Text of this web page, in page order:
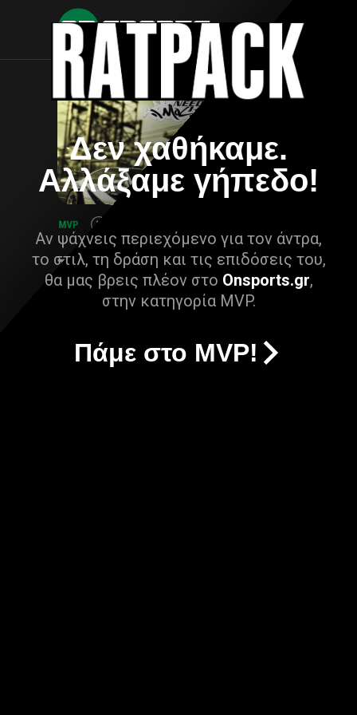
Δεν χαθήκαμε.
Αλλάξαμε γήπεδο!
Αν ψάχνεις περιεχόμενο για τον άντρα,
το στιλ, τη δράση και τις επιδόσεις του,
θα μας βρεις πλέον στο Onsports.gr,
στην κατηγορία MVP.
Πάμε στο MVP!